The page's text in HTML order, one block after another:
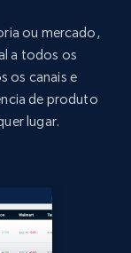
agora
Rating,
Initial
ou mercado,
a todos os
os canais e
de produto
lugar.